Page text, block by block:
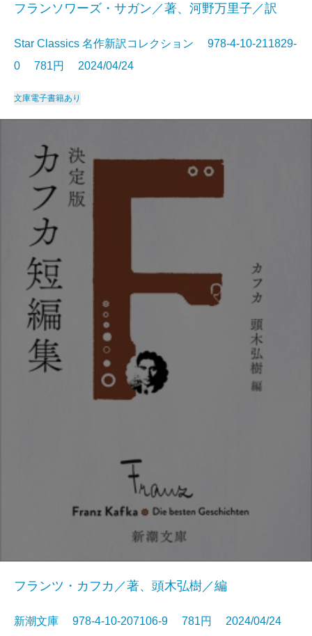
フランソワーズ・サガン／著、河野万里子／訳
Star Classics 名作新訳コレクション 978-4-10-211829-
0 781円 2024/04/24
文庫電子書籍あり
フランツ・カフカ／著、頭木弘樹／編
新潮文庫 978-4-10-207106-9 781円 2024/04/24